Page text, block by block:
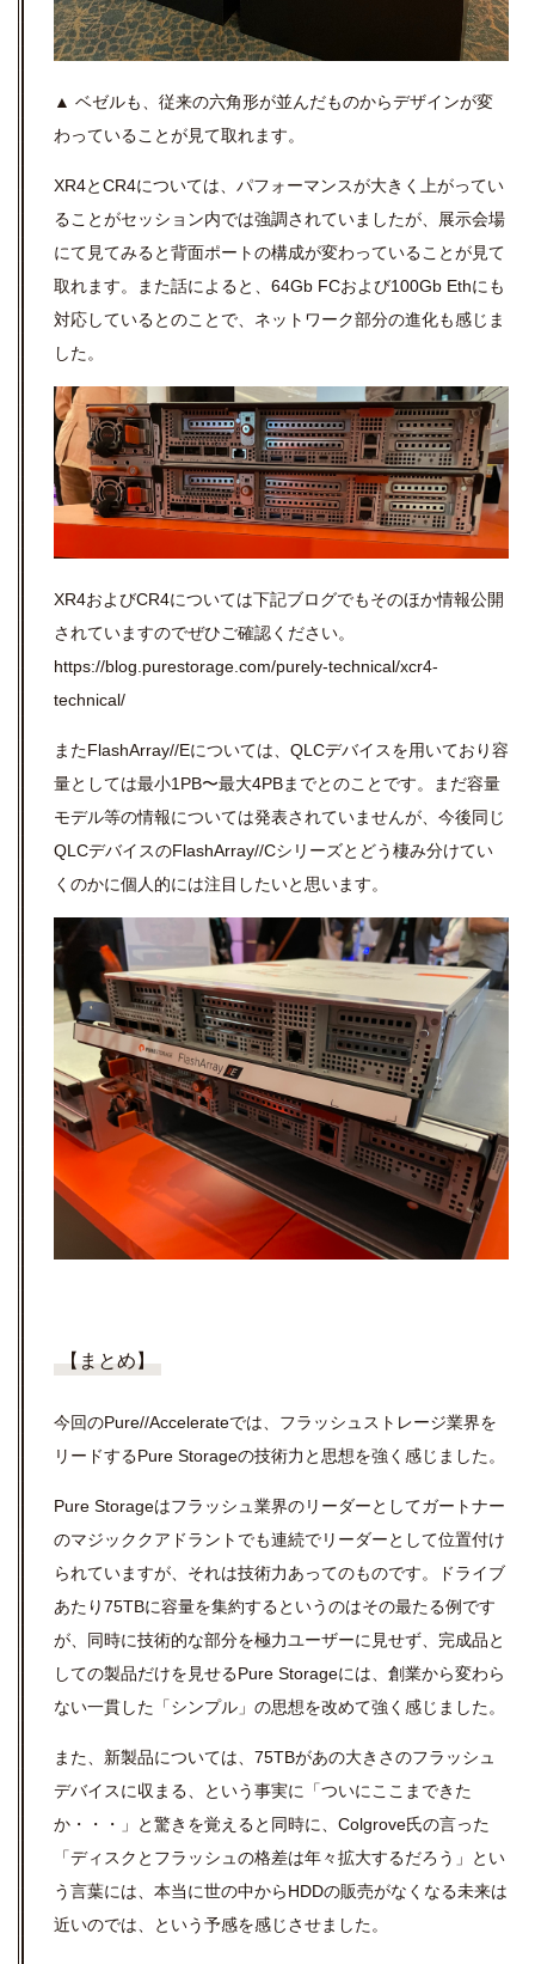
▲ ベゼルも、従来の六角形が並んだものからデザインが変
わっていることが見て取れます。
XR4とCR4については、パフォーマンスが大きく上がってい
ることがセッション内では強調されていましたが、展示会場
にて見てみると背面ポートの構成が変わっていることが見て
取れます。また話によると、64Gb FCおよび100Gb Ethにも
対応しているとのことで、ネットワーク部分の進化も感じま
した。
XR4およびCR4については下記ブログでもそのほか情報公開
されていますのでぜひご確認ください。
https://blog.purestorage.com/purely-technical/xcr4-
technical/
またFlashArray//Eについては、QLCデバイスを用いており容
量としては最小1PB〜最大4PBまでとのことです。まだ容量
モデル等の情報については発表されていませんが、今後同じ
QLCデバイスのFlashArray//Cシリーズとどう棲み分けてい
くのかに個人的には注目したいと思います。
【まとめ】
今回のPure//Accelerateでは、フラッシュストレージ業界を
リードするPure Storageの技術力と思想を強く感じました。
Pure Storageはフラッシュ業界のリーダーとしてガートナー
のマジッククアドラントでも連続でリーダーとして位置付け
られていますが、それは技術力あってのものです。ドライブ
あたり75TBに容量を集約するというのはその最たる例です
が、同時に技術的な部分を極力ユーザーに見せず、完成品と
しての製品だけを見せるPure Storageには、創業から変わら
ない一貫した「シンプル」の思想を改めて強く感じました。
また、新製品については、75TBがあの大きさのフラッシュ
デバイスに収まる、という事実に「ついにここまできた
か・・・」と驚きを覚えると同時に、Colgrove氏の言った
「ディスクとフラッシュの格差は年々拡大するだろう」とい
う言葉には、本当に世の中からHDDの販売がなくなる未来は
近いのでは、という予感を感じさせました。